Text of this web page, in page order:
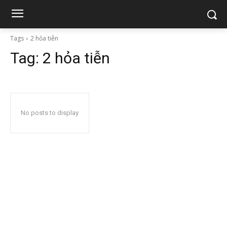
Tags 2 hỏa tiễn
Tag: 2 hỏa tiễn
No posts to display